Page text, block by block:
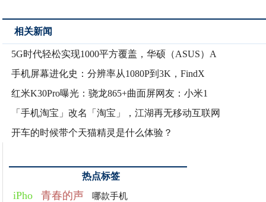
相关新闻
5G时代轻松实现1000平方覆盖，华硕（ASUS）A
手机屏幕进化史：分辨率从1080P到3K，FindX
红米K30Pro曝光：骁龙865+曲面屏网友：小米1
「手机淘宝」改名「淘宝」，江湖再无移动互联网
开车的时候带个天猫精灵是什么体验？
热点标签
iPho 青春的声 哪款手机